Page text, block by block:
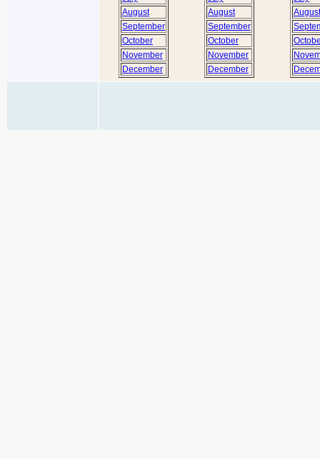
August
September
October
November
December
August
September
October
November
December
August